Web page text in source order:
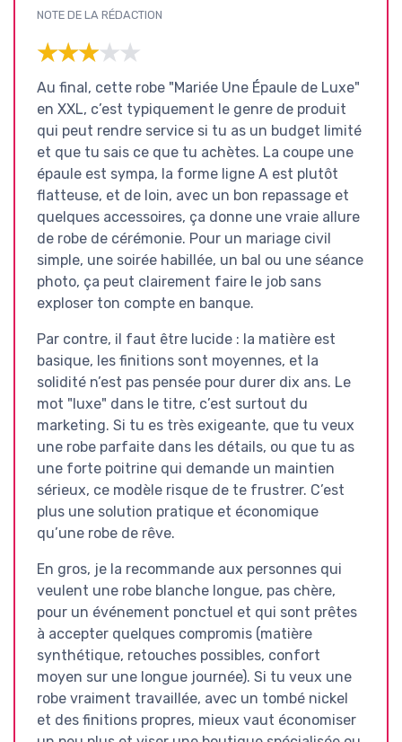
NOTE DE LA RÉDACTION
★★★★★
★★★★★
Au final, cette robe "Mariée Une Épaule de Luxe"
en XXL, c’est typiquement le genre de produit
qui peut rendre service si tu as un budget limité
et que tu sais ce que tu achètes. La coupe une
épaule est sympa, la forme ligne A est plutôt
flatteuse, et de loin, avec un bon repassage et
quelques accessoires, ça donne une vraie allure
de robe de cérémonie. Pour un mariage civil
simple, une soirée habillée, un bal ou une séance
photo, ça peut clairement faire le job sans
exploser ton compte en banque.
Par contre, il faut être lucide : la matière est
basique, les finitions sont moyennes, et la
solidité n’est pas pensée pour durer dix ans. Le
mot "luxe" dans le titre, c’est surtout du
marketing. Si tu es très exigeante, que tu veux
une robe parfaite dans les détails, ou que tu as
une forte poitrine qui demande un maintien
sérieux, ce modèle risque de te frustrer. C’est
plus une solution pratique et économique
qu’une robe de rêve.
En gros, je la recommande aux personnes qui
veulent une robe blanche longue, pas chère,
pour un événement ponctuel et qui sont prêtes
à accepter quelques compromis (matière
synthétique, retouches possibles, confort
moyen sur une longue journée). Si tu veux une
robe vraiment travaillée, avec un tombé nickel
et des finitions propres, mieux vaut économiser